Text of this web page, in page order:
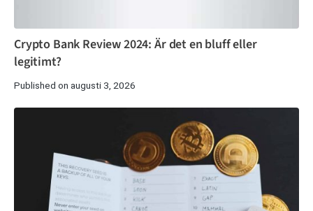
Crypto Bank Review 2024: Är det en bluff eller
legitimt?
Published on augusti 3, 2026